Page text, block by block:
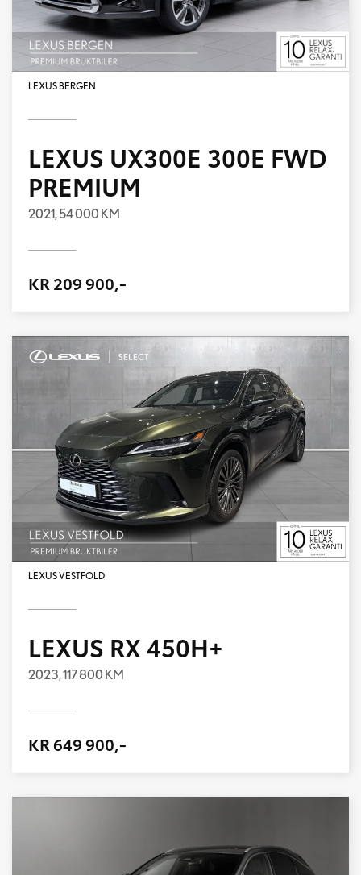
LEXUS BERGEN
LEXUS UX300E 300E FWD
PREMIUM
2021,54 000 KM
KR 209 900,-
LEXUS VESTFOLD
LEXUS RX 450H+
2023,117 800 KM
KR 649 900,-